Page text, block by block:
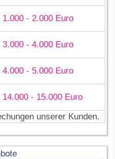
1.000 - 2.000 Euro
3.000 - 4.000 Euro
4.000 - 5.000 Euro
14.000 - 15.000 Euro
unserer Kunden.